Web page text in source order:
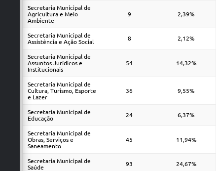
Secretaria Municipal de
Agricultura e Meio
Ambiente
9 2,39%
Secretaria Municipal de
Assistência e Ação Social
8 2,12%
Secretaria Municipal de
Assuntos Jurídicos e
Institucionais
54 14,32%
Secretaria Municipal de
Cultura, Turismo, Esporte
e Lazer
36 9,55%
Secretaria Municipal de
Educação
24 6,37%
Secretaria Municipal de
Obras, Serviços e
Saneamento
45 11,94%
Secretaria Municipal de
Saúde
93 24,67%